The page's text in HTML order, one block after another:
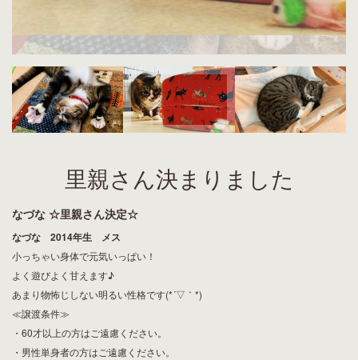
なづな ☆里親さん決定☆
なづな 2014年生 メス
小っちゃい身体で元気いっぱい！
よく遊びよく甘えます♪
あまり物怖じしない明るい性格です(*´▽｀*)
≪譲渡条件≫
・60才以上の方はご遠慮ください。
・男性単身者の方はご遠慮ください。
・女性単身者の方は要相談。